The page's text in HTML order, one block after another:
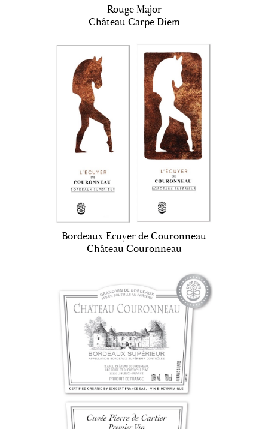
Rouge Major
Château Carpe Diem
Bordeaux Ecuyer de Couronneau
Château Couronneau